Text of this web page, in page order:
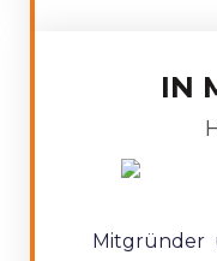
IN
Mitgründer